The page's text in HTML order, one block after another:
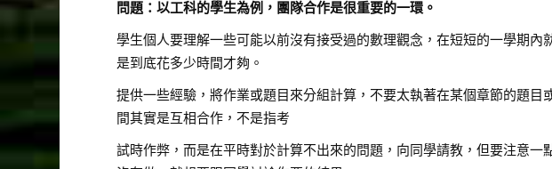
問題：以工科的學生為例，團隊合作是很重要的一環。
學生個人要理解一些可能以前沒有接受過的數理觀念，在短短的一學期內
是到底花多少時間才夠。
提供一些經驗，將作業或題目來分組計算，不要太執著在某個章節的題目
間其實是互相合作，不是指考
試時作弊，而是在平時對於計算不出來的問題，向同學請教，但要注意